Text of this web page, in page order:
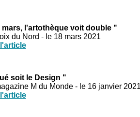
mars, l'artothèque voit double "
du Nord - le 18 mars 2021
soit le Design "
M du Monde - le 16 janvier